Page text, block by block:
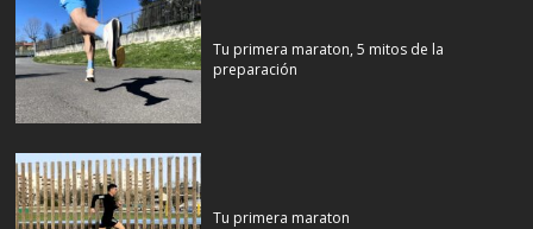
Tu primera maraton, 5 mitos de la
preparación
Tu primera maraton